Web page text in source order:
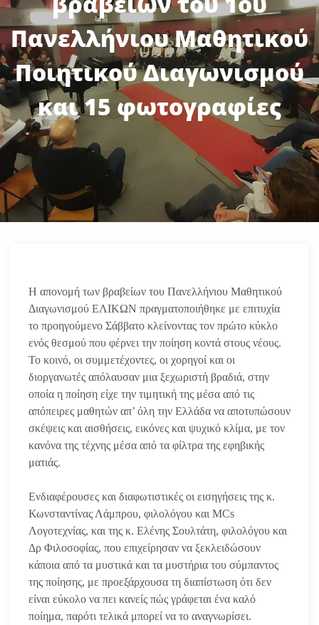
Πανελλήνιου Μαθητικού
Ποιητικού Διαγωνισμού
και 15 φωτογραφίες
Η απονομή των βραβείων του Πανελλήνιου Μαθητικού
Διαγωνισμού ΕΛΙΚΩΝ πραγματοποιήθηκε με επιτυχία
το προηγούμενο Σάββατο κλείνοντας τον πρώτο κύκλο
ενός θεσμού που φέρνει την ποίηση κοντά στους νέους.
Το κοινό, οι συμμετέχοντες, οι χορηγοί και οι
διοργανωτές απόλαυσαν μια ξεχωριστή βραδιά, στην
οποία η ποίηση είχε την τιμητική της μέσα από τις
απόπειρες μαθητών απ’ όλη την Ελλάδα να αποτυπώσουν
σκέψεις και αισθήσεις, εικόνες και ψυχικό κλίμα, με τον
κανόνα της τέχνης μέσα από τα φίλτρα της εφηβικής
ματιάς.
Ενδιαφέρουσες και διαφωτιστικές οι εισηγήσεις της κ.
Κωνσταντίνας Λάμπρου, φιλολόγου και MCs
Λογοτεχνίας, και της κ. Ελένης Σουλτάτη, φιλολόγου και
Δρ Φιλοσοφίας, που επιχείρησαν να ξεκλειδώσουν
κάποια από τα μυστικά και τα μυστήρια του σύμπαντος
της ποίησης, με προεξάρχουσα τη διαπίστωση ότι δεν
είναι εύκολο να πει κανείς πώς γράφεται ένα καλό
ποίημα, παρότι τελικά μπορεί να το αναγνωρίσει.